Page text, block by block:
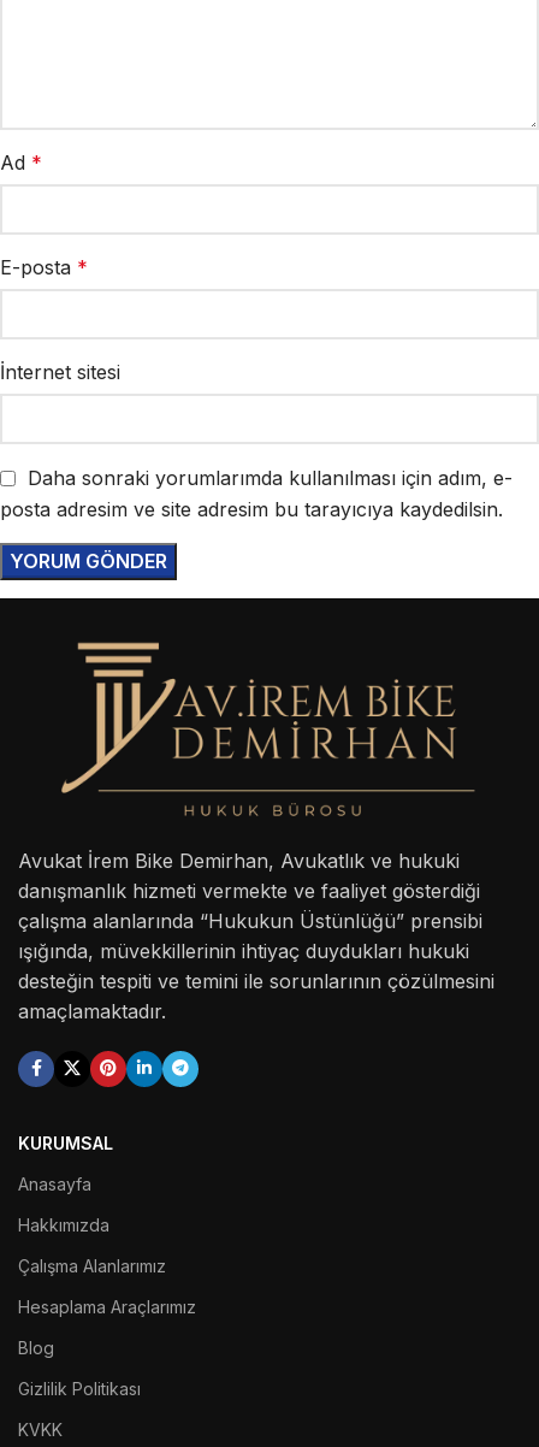
Ad *
E-posta *
İnternet sitesi
Daha sonraki yorumlarımda kullanılması için adım, e-
posta adresim ve site adresim bu tarayıcıya kaydedilsin.
Avukat İrem Bike Demirhan, Avukatlık ve hukuki
danışmanlık hizmeti vermekte ve faaliyet gösterdiği
çalışma alanlarında “Hukukun Üstünlüğü” prensibi
ışığında, müvekkillerinin ihtiyaç duydukları hukuki
desteğin tespiti ve temini ile sorunlarının çözülmesini
amaçlamaktadır.
KURUMSAL
Anasayfa
Hakkımızda
Çalışma Alanlarımız
Hesaplama Araçlarımız
Blog
Gizlilik Politikası
KVKK